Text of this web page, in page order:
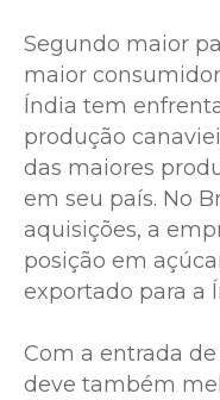
Segundo maior
maior
Índia tem
produção
das maiores
em seu país. No
aquisições, a
posição em
exportado para a
Com a entrada
deve também